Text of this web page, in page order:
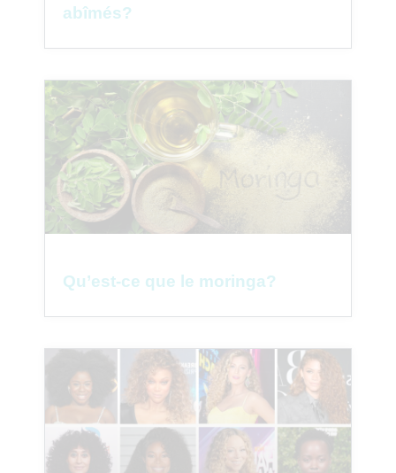
abîmés?
Qu’est-ce que le moringa?